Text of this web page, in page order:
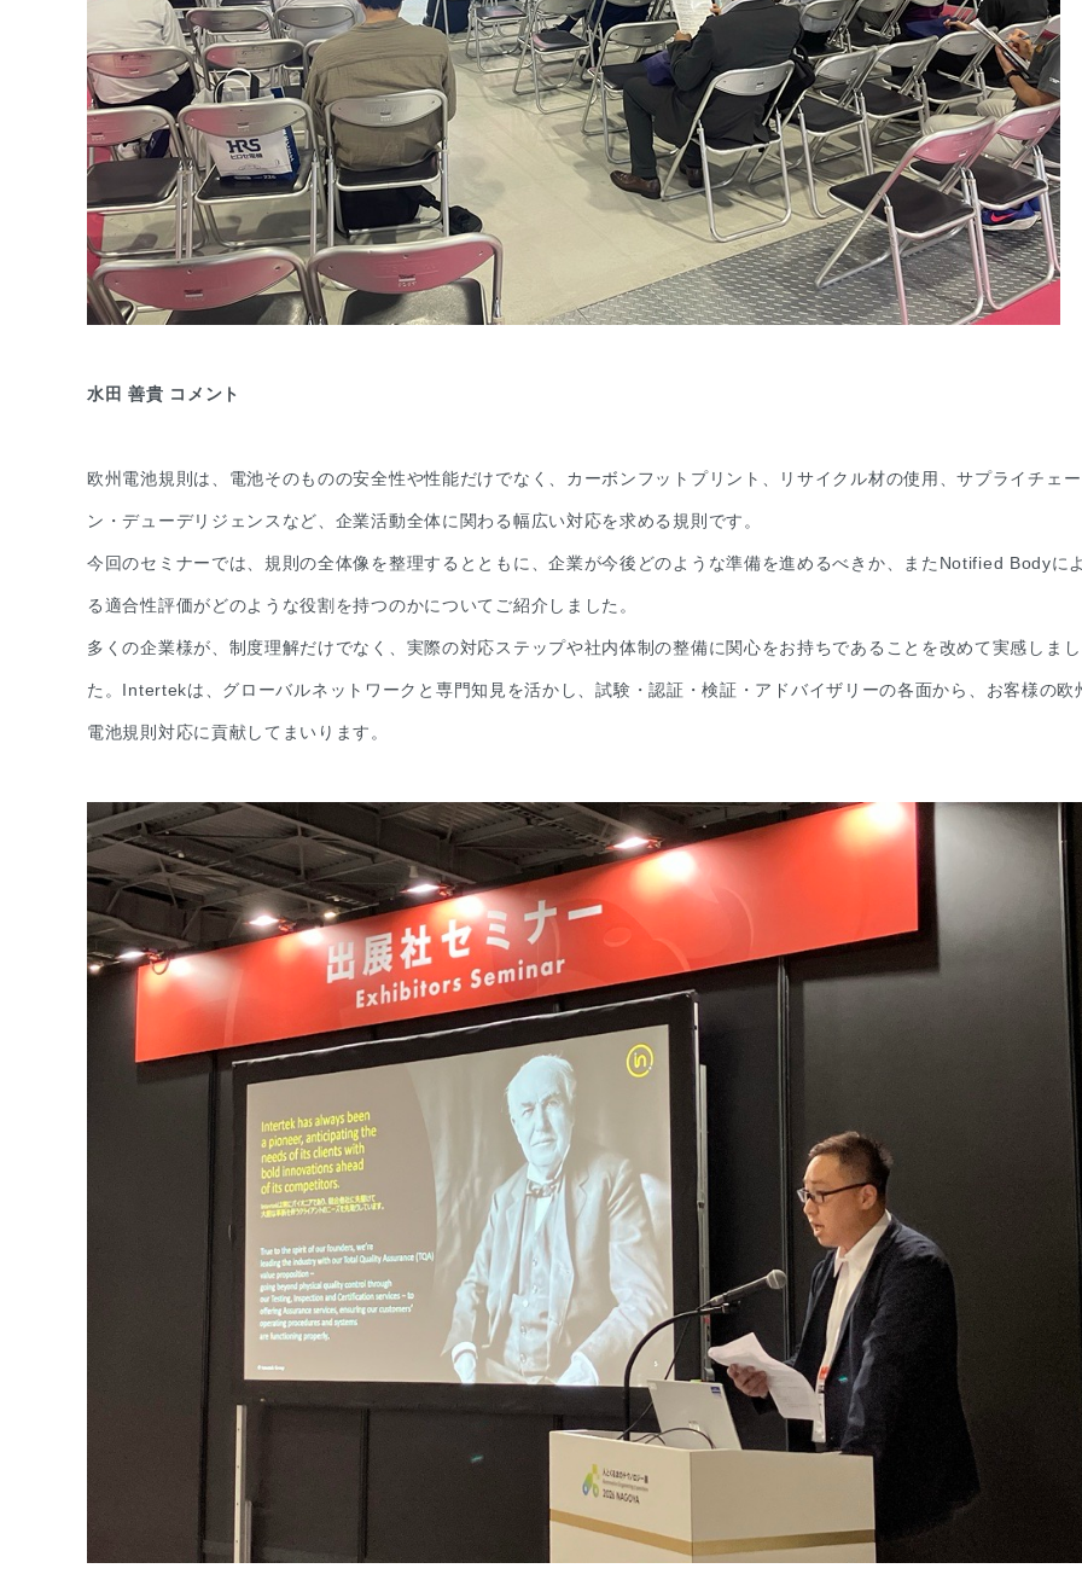
水田 善貴 コメント
欧州電池規則は、電池そのものの安全性や性能だけでなく、カーボンフットプリント、リサイクル材の使用、サプライチェー
ン・デューデリジェンスなど、企業活動全体に関わる幅広い対応を求める規則です。
今回のセミナーでは、規則の全体像を整理するとともに、企業が今後どのような準備を進めるべきか、またNotified Bodyに
る適合性評価がどのような役割を持つのかについてご紹介しました。
多くの企業様が、制度理解だけでなく、実際の対応ステップや社内体制の整備に関心をお持ちであることを改めて実感しまし
た。Intertekは、グローバルネットワークと専門知見を活かし、試験・認証・検証・アドバイザリーの各面から、お客様の欧
電池規則対応に貢献してまいります。